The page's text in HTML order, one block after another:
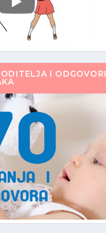
I ODGOVORI